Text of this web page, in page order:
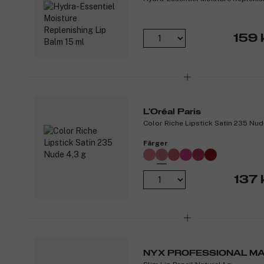
159
L'Oréal Paris
Color Riche Lipstick Satin 235
Färger
137
NYX PROFESSIONAL